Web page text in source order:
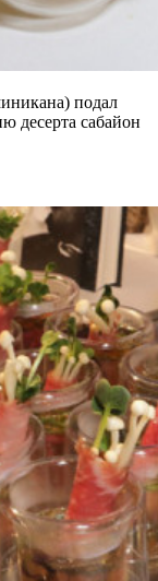
подал
десерта сабайон